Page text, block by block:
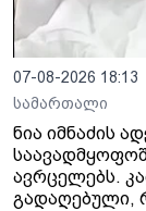
07-08-2026 18:13
სამართალი
ნია იმნაძის
ავრცელებს.
გადაღებული,